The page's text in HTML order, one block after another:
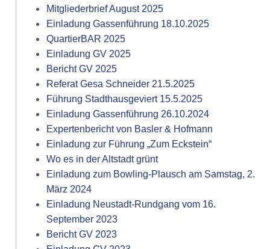
Mitgliederbrief August 2025
Einladung Gassenführung 18.10.2025
QuartierBAR 2025
Einladung GV 2025
Bericht GV 2025
Referat Gesa Schneider 21.5.2025
Führung Stadthausgeviert 15.5.2025
Einladung Gassenführung 26.10.2024
Expertenbericht von Basler & Hofmann
Einladung zur Führung „Zum Eckstein“
Wo es in der Altstadt grünt
Einladung zum Bowling-Plausch am Samstag, 2.
März 2024
Einladung Neustadt-Rundgang vom 16.
September 2023
Bericht GV 2023